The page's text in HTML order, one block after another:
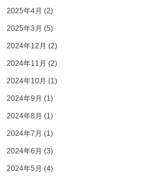
2025年4月 (2)
2025年3月 (5)
2024年12月 (2)
2024年11月 (2)
2024年10月 (1)
2024年9月 (1)
2024年8月 (1)
2024年7月 (1)
2024年6月 (3)
2024年5月 (4)